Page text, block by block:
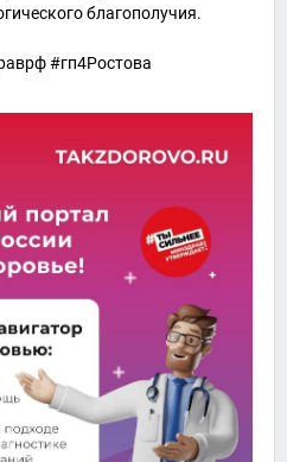
благополучия.
#гп4Ростова